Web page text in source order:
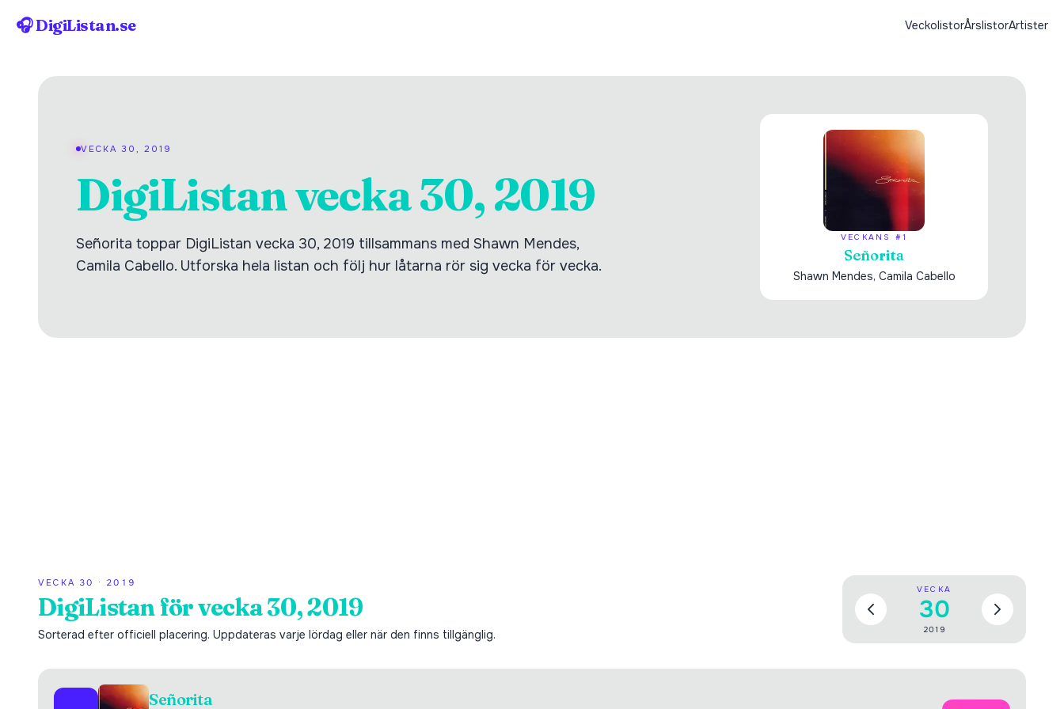
🎧 DigiListan.se VeckolistorÅrslistorArtister
VECKA 30, 2019
DigiListan vecka 30, 2019
Señorita toppar DigiListan vecka 30, 2019 tillsammans med Shawn Mendes,
Camila Cabello. Utforska hela listan och följ hur låtarna rör sig vecka för vecka.
VECKANS #1
Señorita
Shawn Mendes, Camila Cabello
VECKA 30 · 2019
DigiListan för vecka 30, 2019
Sorterad efter officiell placering. Uppdateras varje lördag eller när den finns tillgänglig.
VECKA
30
2019
Señorita